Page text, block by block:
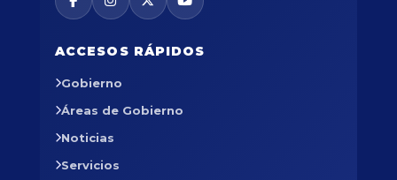
ACCESOS RÁPIDOS
Gobierno
Áreas de Gobierno
Noticias
Servicios